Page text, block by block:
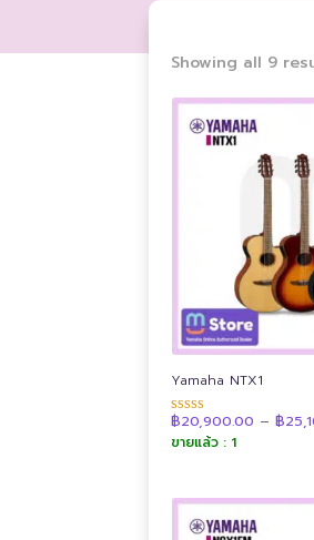
Showing all 9
Yamaha NTX1
ให้คะแนน
ตั้งแต่ 1-5
฿20,900.00 – ฿
ขายแล้ว : 1